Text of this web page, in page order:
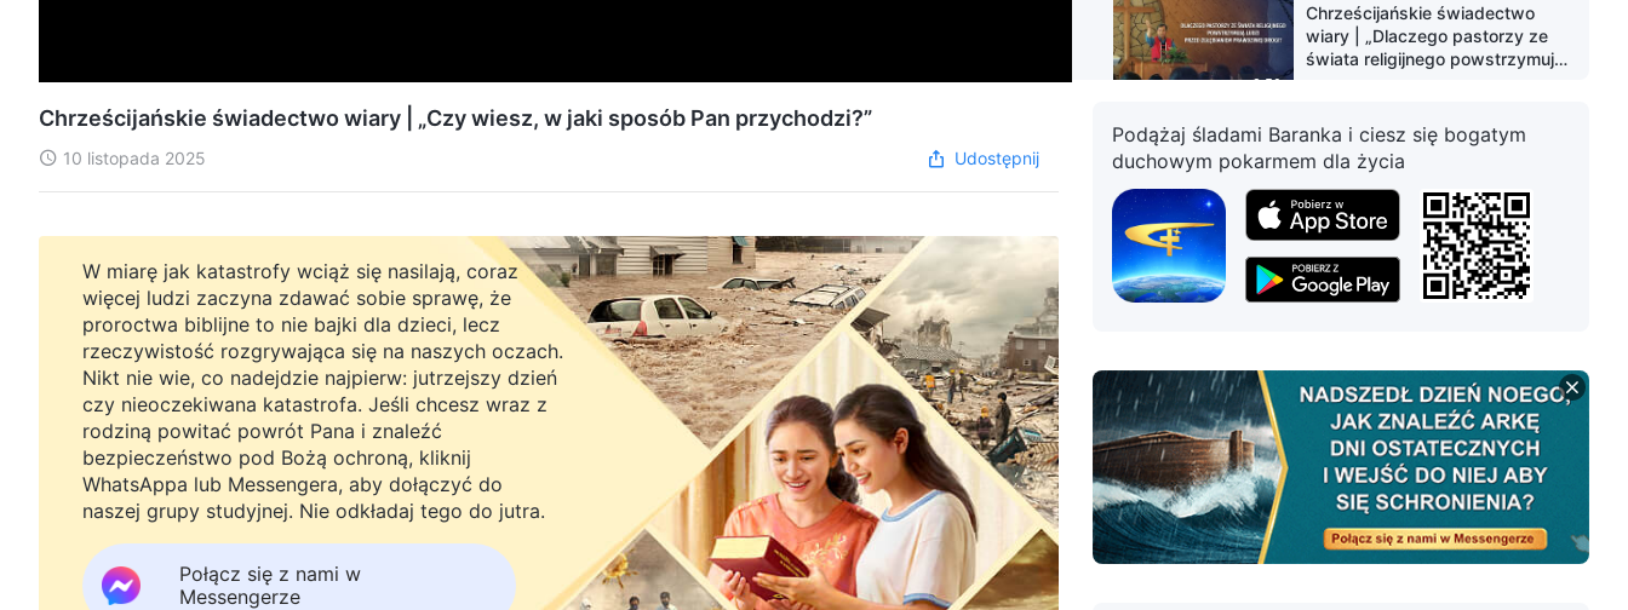
8:59
Chrześcijańskie świadectwo
wiary | „Dlaczego pastorzy ze
świata religijnego powstrzymują
9:56
Chrześcijańskie świadectwo
wiary | „Czy wiesz, jak odróżnić
prawdziwego Chrystusa od
fałszywych chrystusów?”
Chrześcijańskie świadectwo
wiary | „Czy rozumiesz
11:25
Chrześcijańskie świadectwo
wiary | „Czy potrafisz odróżnić
prawdziwego Chrystusa od
fałszywych chrystusów?”
Chrześcijańskie świadectwo
wiary | „Czy udało ci się powitać
Chrześcijańskie świadectwo wiary | „Czy wiesz, w jaki sposób Pan przychodzi?”
10 listopada 2025 Udostępnij
W miarę jak katastrofy wciąż się nasilają, coraz
więcej ludzi zaczyna zdawać sobie sprawę, że
proroctwa biblijne to nie bajki dla dzieci, lecz
rzeczywistość rozgrywająca się na naszych oczach.
Nikt nie wie, co nadejdzie najpierw: jutrzejszy dzień
czy nieoczekiwana katastrofa. Jeśli chcesz wraz z
rodziną powitać powrót Pana i znaleźć
bezpieczeństwo pod Bożą ochroną, kliknij
WhatsAppa lub Messengera, aby dołączyć do
naszej grupy studyjnej. Nie odkładaj tego do jutra.
Połącz się z nami w
Messengerze
Podążaj śladami Baranka i ciesz się bogatym
duchowym pokarmem dla życia